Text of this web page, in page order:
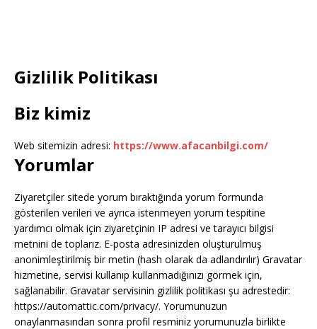
Gizlilik Politikası
Biz kimiz
Web sitemizin adresi: https://www.afacanbilgi.com/
Yorumlar
Ziyaretçiler sitede yorum bıraktığında yorum formunda
gösterilen verileri ve ayrıca istenmeyen yorum tespitine
yardımcı olmak için ziyaretçinin IP adresi ve tarayıcı bilgisi
metnini de toplarız. E-posta adresinizden oluşturulmuş
anonimleştirilmiş bir metin (hash olarak da adlandırılır) Gravatar
hizmetine, servisi kullanıp kullanmadığınızı görmek için,
sağlanabilir. Gravatar servisinin gizlilik politikası şu adrestedir:
https://automattic.com/privacy/. Yorumunuzun
onaylanmasından sonra profil resminiz yorumunuzla birlikte